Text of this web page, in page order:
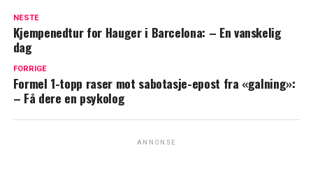
NESTE
Kjempenedtur for Hauger i Barcelona: – En vanskelig
dag
FORRIGE
Formel 1-topp raser mot sabotasje-epost fra «galning»:
– Få dere en psykolog
ANNONSE